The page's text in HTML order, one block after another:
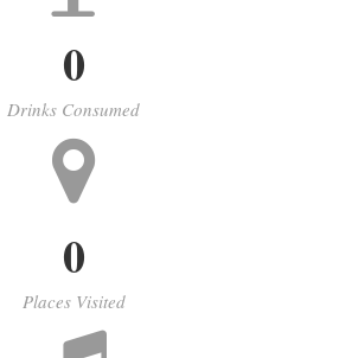
0
Drinks Consumed
0
Places Visited